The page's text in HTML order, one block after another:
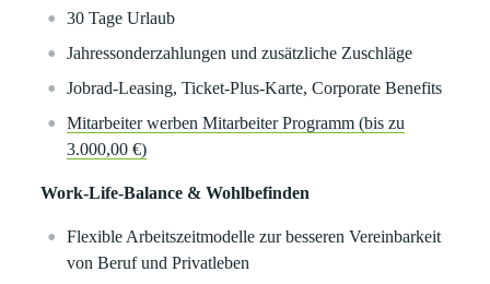
30 Tage Urlaub
Jahressonderzahlungen und zusätzliche Zuschläge
Jobrad-Leasing, Ticket-Plus-Karte, Corporate Benefits
Mitarbeiter werben Mitarbeiter Programm (bis zu
3.000,00 €)
Work-Life-Balance & Wohlbefinden
Flexible Arbeitszeitmodelle zur besseren Vereinbarkeit
von Beruf und Privatleben